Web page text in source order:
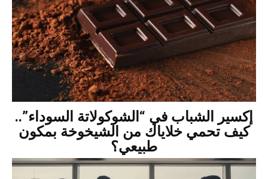
إكسير الشباب في “الشوكولاتة السوداء”..
كيف تحمي خلاياك من الشيخوخة بمكون
طبيعي؟